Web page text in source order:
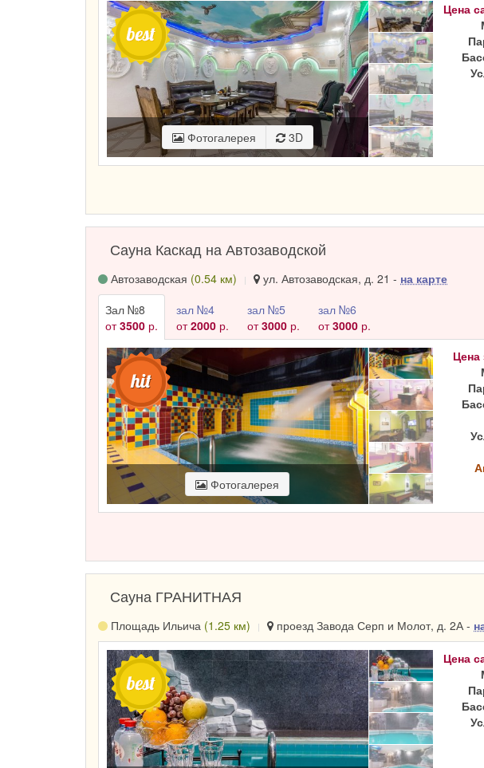
Фотогалерея 3D
Цена
Сауна Каскад на Автозаводской
Автозаводская (0.54 км) ул. Автозаводская, д. 21 - на карте
Зал №8
от3500 р.
зал №4
от2000 р.
зал №5
от3000 р.
зал №6
от3000 р.
Фотогалерея
Цена
Сауна ГРАНИТНАЯ
Площадь Ильича (1.25 км) проезд Завода Серп и Молот, д. 2А -
Цена